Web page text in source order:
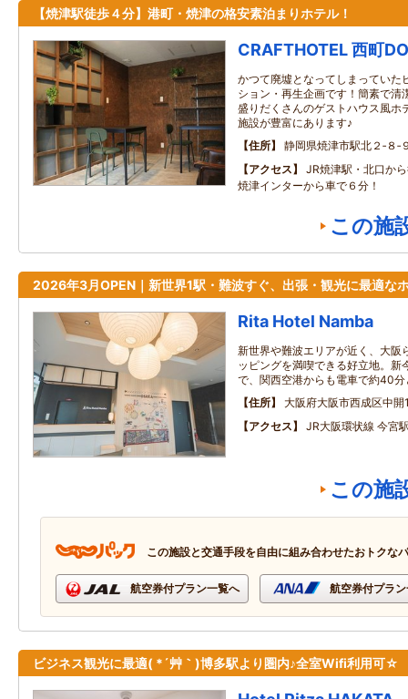
【焼津駅徒歩４分】港町・焼津の格安素泊まりホテル！
CRAFTHOTEL 西町
かつて廃墟となってしまっていた
ション・再生企画です！簡素で清
盛りだくさんのゲストハウス風ホ
施設が豊富にあります♪
住所
静岡県焼津市駅北２‐８‐
アクセス
JR焼津駅・北口か
焼津インターから車で６分！
この施
2026年3月OPEN｜新世界1駅・難波すぐ、出張・観光に最適な
Rita Hotel Namba
新世界や難波エリアが近く、大阪
ッピングを満喫できる好立地。新
で、関西空港からも電車で約40
住所
大阪府大阪市西成区中開
アクセス
JR大阪環状線 今宮
この施
この施設と交通手段を自由に組み合わせたおトクな
航空券付プラン一覧へ 航空券付プラ
ビジネス観光に最適( *´艸｀)博多駅より圏内♪全室Wifi利用可☆